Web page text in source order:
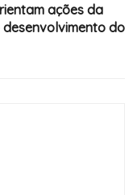
ações da
do